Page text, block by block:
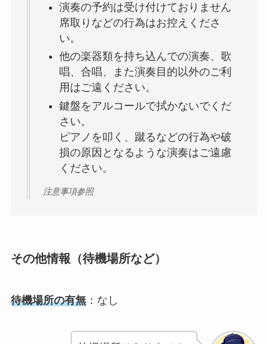
演奏の予約は受け付けておりません
席取りなどの行為はお控えくださ
い。
他の楽器類を持ち込んでの演奏、歌
唱、合唱、また演奏目的以外のご利
用はご遠ください。
鍵盤をアルコールで拭かないでくだ
さい。
ピアノを叩く、蹴るなどの行為や破
損の原因となるような演奏はご遠慮
ください。
注意事項参照
その他情報（待機場所など）
待機場所の有無：なし